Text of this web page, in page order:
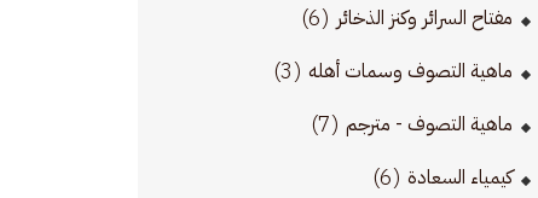
مفتاح السرائر وكنز الذخائر (6)
ماهية التصوف وسمات أهله (3)
ماهية التصوف - مترجم (7)
كيمياء السعادة (6)